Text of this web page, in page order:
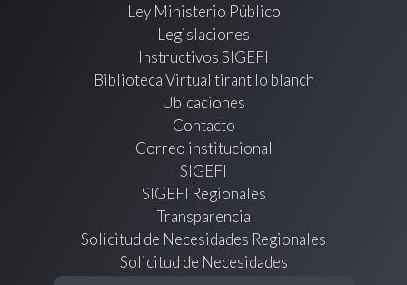
Ley Ministerio Público
Legislaciones
Instructivos SIGEFI
Biblioteca Virtual tirant lo blanch
Ubicaciones
Contacto
Correo institucional
SIGEFI
SIGEFI Regionales
Transparencia
Solicitud de Necesidades Regionales
Solicitud de Necesidades